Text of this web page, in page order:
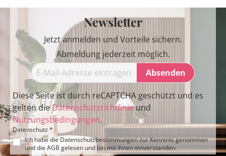
Newsletter
Jetzt anmelden und Vorteile sichern.
Abmeldung jederzeit möglich.
Absenden
Diese Seite ist durch reCAPTCHA geschützt und es
gelten dieDatenschutzrichtlinieund
Nutzungsbedingungen.
Datenschutz *
Ich habe die Datenschutzbestimmungenzur Kenntnis genommen
und die AGB gelesen und bin mit ihnen einverstanden.